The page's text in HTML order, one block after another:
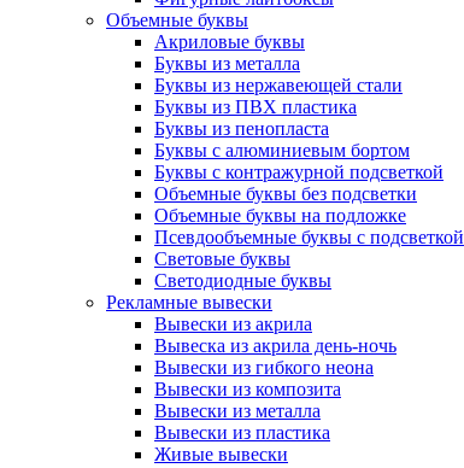
Объемные буквы
Акриловые буквы
Буквы из металла
Буквы из нержавеющей стали
Буквы из ПВХ пластика
Буквы из пенопласта
Буквы с алюминиевым бортом
Буквы с контражурной подсветкой
Объемные буквы без подсветки
Объемные буквы на подложке
Псевдообъемные буквы с подсветкой
Световые буквы
Светодиодные буквы
Рекламные вывески
Вывески из акрила
Вывеска из акрила день-ночь
Вывески из гибкого неона
Вывески из композита
Вывески из металла
Вывески из пластика
Живые вывески